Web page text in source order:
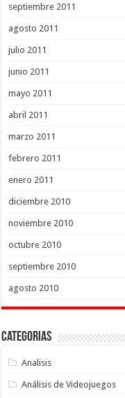
septiembre 2011
agosto 2011
julio 2011
junio 2011
mayo 2011
abril 2011
marzo 2011
febrero 2011
enero 2011
diciembre 2010
noviembre 2010
octubre 2010
septiembre 2010
agosto 2010
Categorias
Analisis
Análisis de Videojuegos